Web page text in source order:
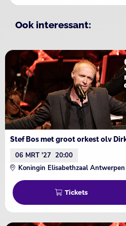
Ook interessant:
Stef Bos met groot orkest olv
06 MRT '27 20:00
Koningin Elisabethzaal Antwerpen
Tickets